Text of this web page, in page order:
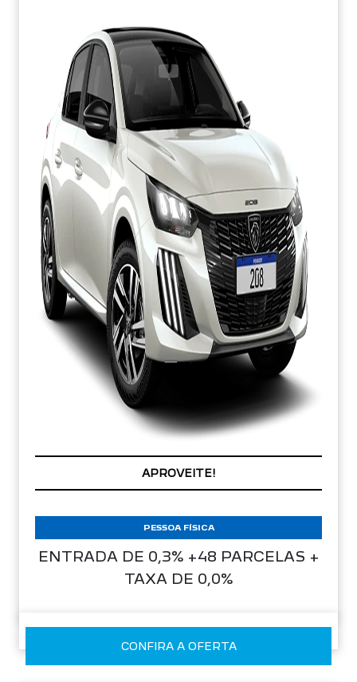
CONDIÇÃO IMPERDÍVEL
ENTRADA DE 0,3% +48 PARCELAS +
TAXA DE 0,0%
CONFIRA A OFERTA